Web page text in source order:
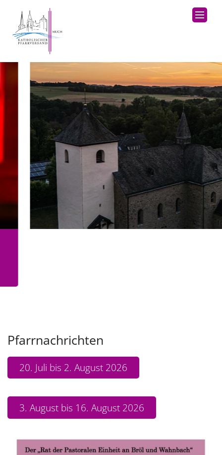
Pfarrnachrichten
20. Juli bis 2. August 2026
3. August bis 16. August 2026